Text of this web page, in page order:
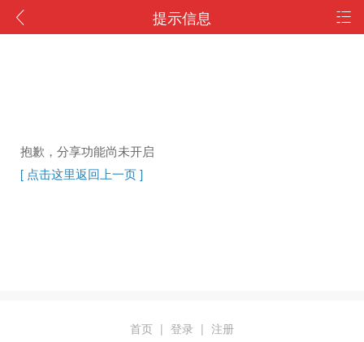
提示信息
抱歉，分享功能尚未开启
[ 点击这里返回上一页 ]
首页 | 登录 | 注册